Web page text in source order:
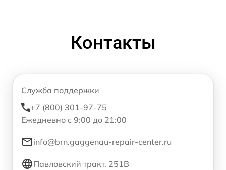
Контакты
Служба поддержки
+7 (800) 301-97-75
Ежедневно с 9:00 до 21:00
info@brn.gaggenau-repair-center.ru
Павловский тракт, 251В